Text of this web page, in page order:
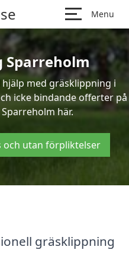
Menu
Sparreholm
med gräsklippning i
icke bindande offerter på
här.
och utan förpliktelser
gräsklippning